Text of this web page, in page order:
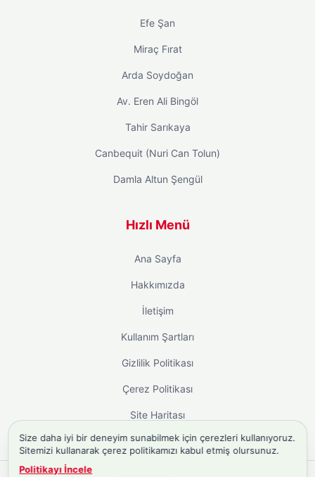
Efe Şan
Miraç Fırat
Arda Soydoğan
Av. Eren Ali Bingöl
Tahir Sarıkaya
Canbequit (Nuri Can Tolun)
Damla Altun Şengül
Hızlı Menü
Ana Sayfa
Hakkımızda
İletişim
Kullanım Şartları
Gizlilik Politikası
Çerez Politikası
Site Haritası
Size daha iyi bir deneyim sunabilmek için çerezleri kullanıyoruz.
Sitemizi kullanarak çerez politikamızı kabul etmiş olursunuz.
Politikayı İncele